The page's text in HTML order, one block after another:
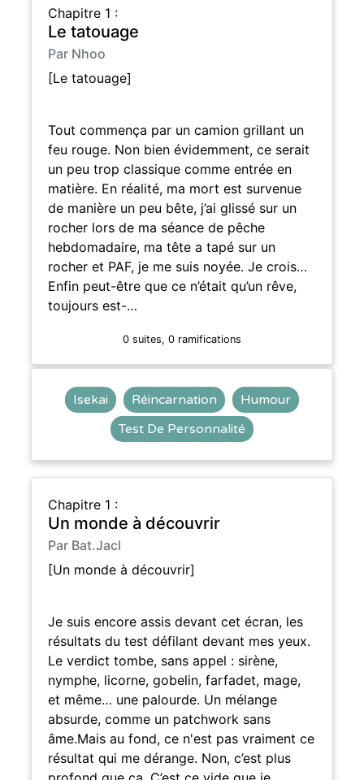
Chapitre 1 :
Le tatouage
Par Nhoo
[Le tatouage]
Tout commença par un camion grillant un
feu rouge. Non bien évidemment, ce serait
un peu trop classique comme entrée en
matière. En réalité, ma mort est survenue
de manière un peu bête, j’ai glissé sur un
rocher lors de ma séance de pêche
hebdomadaire, ma tête a tapé sur un
rocher et PAF, je me suis noyée. Je crois…
Enfin peut-être que ce n’était qu’un rêve,
toujours est-…
0 suites, 0 ramifications
Isekai Réincarnation
Humour
Test De Personnalité
Chapitre 1 :
Un monde à découvrir
Par Bat.Jacl
[Un monde à découvrir]
Je suis encore assis devant cet écran, les
résultats du test défilant devant mes yeux.
Le verdict tombe, sans appel : sirène,
nymphe, licorne, gobelin, farfadet, mage,
et même… une palourde. Un mélange
absurde, comme un patchwork sans
âme.Mais au fond, ce n'est pas vraiment ce
résultat qui me dérange. Non, c’est plus